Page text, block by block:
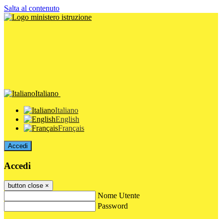
Salta al contenuto
Italiano
Italiano
English
Français
Accedi
Accedi
button close ×
Nome Utente
Password